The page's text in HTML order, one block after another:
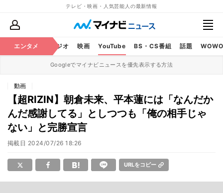
テレビ・映画・人気芸能人の最新情報
エンタメ
テレビ ラジオ 映画 YouTube BS・CS番組 話題
Googleでマイナビニュースを優先表示する方法
動画
【超RIZIN】朝倉未来、平本蓮には「なんだか
んだ感謝してる」としつつも「俺の相手じゃ
ない」と完勝宣言
掲載日 2024/07/26 18:26
URLをコピー